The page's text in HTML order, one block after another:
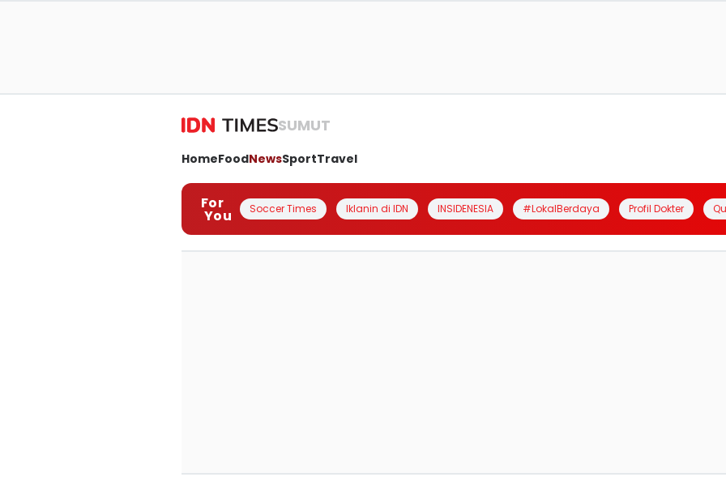
SUMUT
HomeFoodNewsSportTravel
For
You Soccer Times Iklanin di IDN INSIDENESIA #LokalBerdaya Profil Dokter